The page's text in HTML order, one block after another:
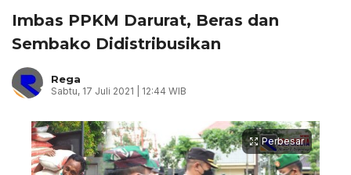
Imbas PPKM Darurat, Beras dan
Sembako Didistribusikan
Rega
Sabtu, 17 Juli 2021 | 12:44 WIB
Perbesar